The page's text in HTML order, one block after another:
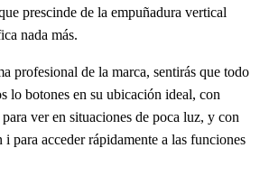
prescinde de la empuñadura vertical
nada más.
profesional de la marca, sentirás que todo
lo botones en su ubicación ideal, con
ver en situaciones de poca luz, y con
para acceder rápidamente a las funciones